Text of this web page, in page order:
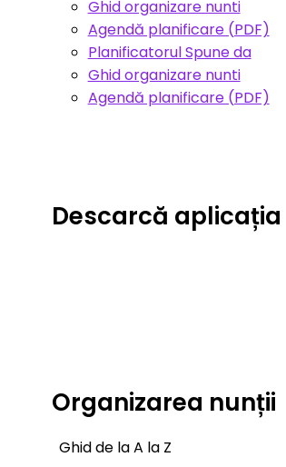
Ghid organizare nunti
Agendă planificare (PDF)
Planificatorul Spune da
Ghid organizare nunti
Agendă planificare (PDF)
Descarcă aplicația
Organizarea nunții
Ghid de la A la Z